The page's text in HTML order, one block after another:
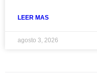
LEER MAS
agosto 3, 2026